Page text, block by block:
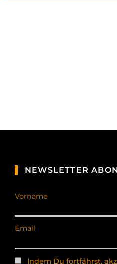
NEWSLETTER
Vorname
Email
Indem Du fortfährst,